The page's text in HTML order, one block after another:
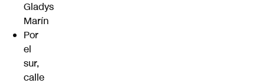
Gladys
Marín
Por
el
sur,
calle